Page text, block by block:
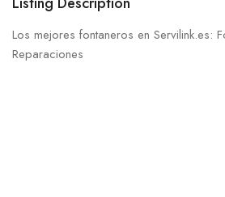
Los mejores fontaneros en Servilink.es:
Reparaciones